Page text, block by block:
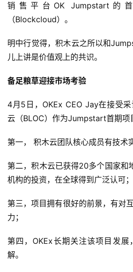
销售平台OK Jumpstart的
（Blockcloud）。
明中行觉得，积木云之所以和
儿上讲是价值观上的共识。
备足粮草迎接市场考验
4月5日，OKEx CEO Jay在接受
云（BLOC）作为Jumpstart首期项
第一， 积木云团队核心成员有技术
第二，积木云已获得20多个国家和
机构的投资，在全球得到广泛认可；
第三，项目拥有很好的前景，有对
力；
第四，OKEx长期关注该项目发展
解。